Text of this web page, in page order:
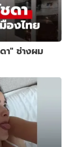
า" ช่างผม